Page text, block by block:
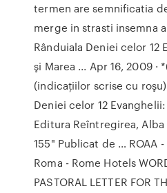
termen are semnificatia
merge in strasti insemna
Rânduiala Deniei celor 12
şi Marea ... Apr 16, 2009 ·
(indicaţiilor scrise cu
Deniei celor 12
Editura Reîntregirea, Alba
155" Publicat de … ROAA
Roma - Rome Hotels
PASTORAL LETTER FOR